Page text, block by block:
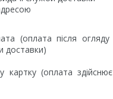
(оплата після
доставки)
картку (оплата